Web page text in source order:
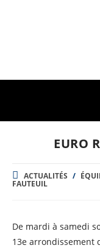
EURO
POST
CATEGORY:
ACTUALITÉS /
FAUTEUIL
De mardi à samedi
13e arrondissement